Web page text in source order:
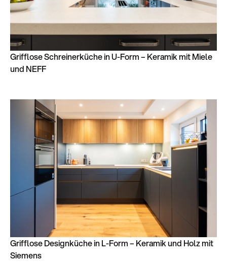
Grifflose Schreinerküche in U-Form – Keramik mit Miele
und NEFF
Grifflose Designküche in L-Form – Keramik und Holz mit
Siemens